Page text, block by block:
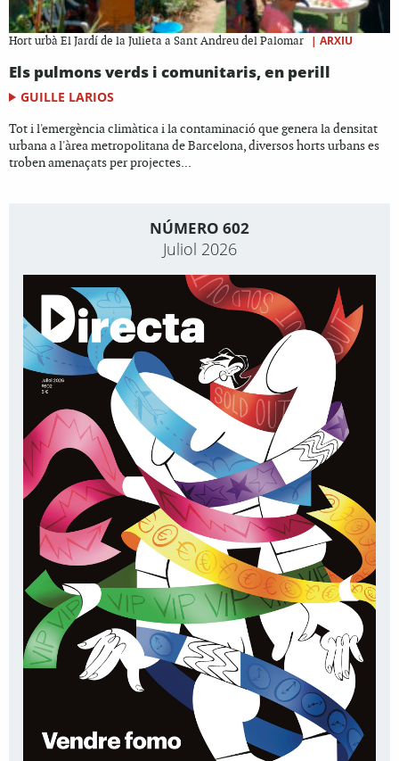
Hort urbà El Jardí de la Julieta a Sant Andreu del Palomar | ARXIU
Els pulmons verds i comunitaris, en perill
GUILLE LARIOS
Tot i l'emergència climàtica i la contaminació que genera la densitat
urbana a l'àrea metropolitana de Barcelona, diversos horts urbans es
troben amenaçats per projectes...
NÚMERO 602
Juliol 2026